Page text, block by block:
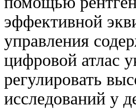
эффективной
управления
цифровой атлас
регулировать
исследований у